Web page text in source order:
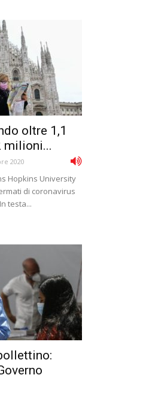
oltre 1,1
milioni...
2020
Hopkins University
di coronavirus
testa...